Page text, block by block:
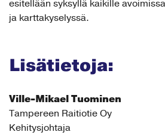
esitellään syksyllä kaikille
ja karttakyselyssä.
Lisätietoja:
Ville-Mikael Tuominen
Tampereen Raitiotie Oy
Kehitysjohtaja